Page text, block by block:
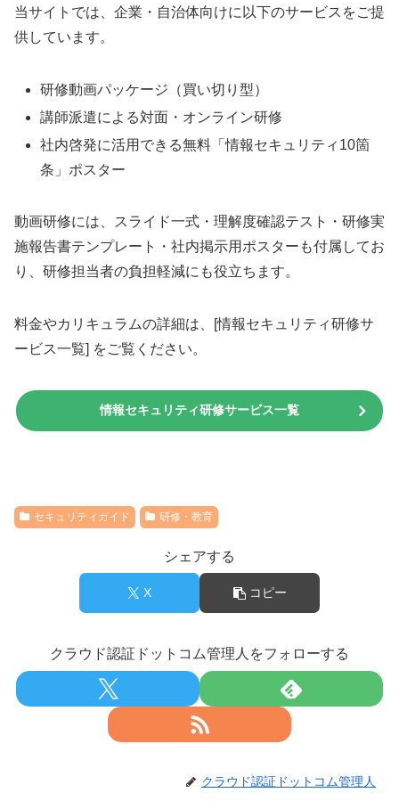
当サイトでは、企業・自治体向けに以下のサービスをご提
供しています。
研修動画パッケージ（買い切り型）
講師派遣による対面・オンライン研修
社内啓発に活用できる無料「情報セキュリティ10箇
条」ポスター
動画研修には、スライド一式・理解度確認テスト・研修実
施報告書テンプレート・社内掲示用ポスターも付属してお
り、研修担当者の負担軽減にも役立ちます。
料金やカリキュラムの詳細は、[情報セキュリティ研修サ
ービス一覧] をご覧ください。
情報セキュリティ研修サービス一覧
セキュリティガイド 研修・教育
シェアする
X コピー
クラウド認証ドットコム管理人をフォローする
クラウド認証ドットコム管理人